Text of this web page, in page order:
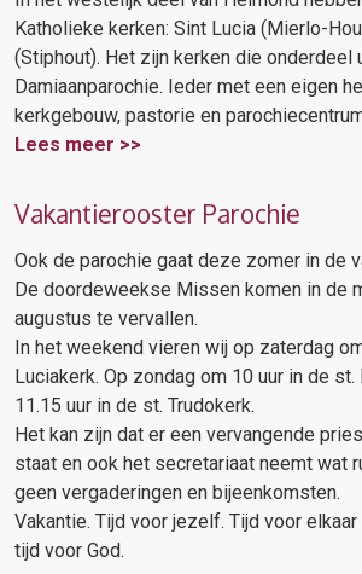
Katholieke kerken: Sint Lucia (Mierlo-
(Stiphout). Het zijn kerken die onderdeel
Damiaanparochie. Ieder met een eigen
kerkgebouw, pastorie en
Lees meer >>
Vakantierooster Parochie
Ook de parochie gaat deze zomer in de
De doordeweekse Missen komen in de
augustus te vervallen.
In het weekend vieren wij op zaterdag
Luciakerk. Op zondag om 10 uur in de
11.15 uur in de st. Trudokerk.
Het kan zijn dat er een vervangende
staat en ook het secretariaat neemt wat
geen vergaderingen en bijeenkomsten.
Vakantie. Tijd voor jezelf. Tijd voor
tijd voor God.